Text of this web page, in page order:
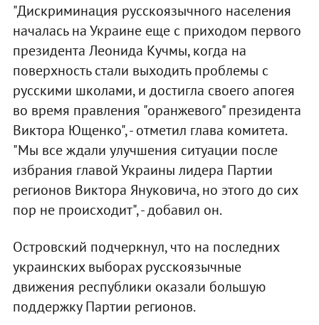
"Дискриминация русскоязычного населения
началась на Украине еще с приходом первого
президента Леонида Кучмы, когда на
поверхность стали выходить проблемы с
русскими школами, и достигла своего апогея
во время правления "оранжевого" президента
Виктора Ющенко", - отметил глава комитета.
"Мы все ждали улучшения ситуации после
избрания главой Украины лидера Партии
регионов Виктора Януковича, но этого до сих
пор не происходит", - добавил он.
Островский подчеркнул, что на последних
украинских выборах русскоязычные
движения республики оказали большую
поддержку Партии регионов.